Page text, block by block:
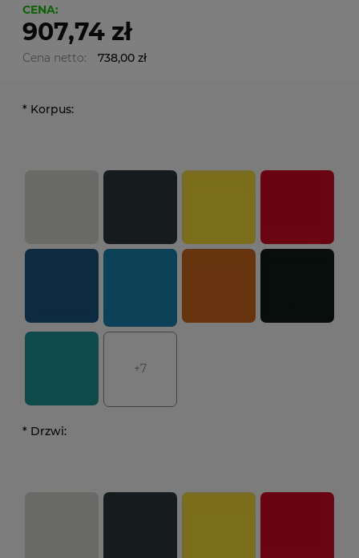
CENA:
907,74 zł
Cena netto: 738,00 zł
* Korpus:
+7
* Drzwi: